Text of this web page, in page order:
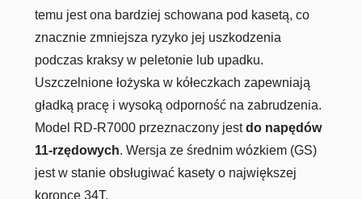
temu jest ona bardziej schowana pod kasetą, co
znacznie zmniejsza ryzyko jej uszkodzenia
podczas kraksy w peletonie lub upadku.
Uszczelnione łożyska w kółeczkach zapewniają
gładką pracę i wysoką odporność na zabrudzenia.
Model RD-R7000 przeznaczony jestdo napędów
11-rzędowych. Wersja ze średnim wózkiem (GS)
jest w stanie obsługiwać kasety o największej
koronce 34T.